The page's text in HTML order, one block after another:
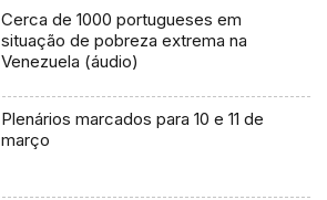
Cerca de 1000 portugueses em
situação de pobreza extrema na
Venezuela (áudio)
Plenários marcados para 10 e 11 de
março